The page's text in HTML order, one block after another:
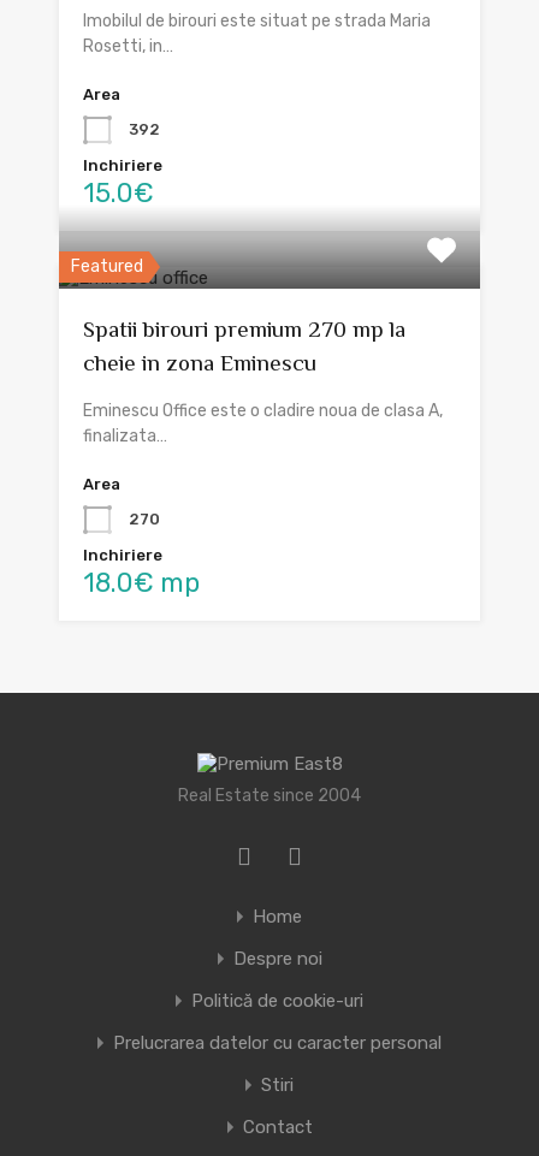
Imobilul de birouri este situat pe strada Maria
Rosetti, in…
Area
392
Inchiriere
15.0€
Featured
Spatii birouri premium 270 mp la
cheie in zona Eminescu
Eminescu Office este o cladire noua de clasa A,
finalizata…
Area
270
Inchiriere
18.0€ mp
Real Estate since 2004
Home
Despre noi
Politică de cookie-uri
Prelucrarea datelor cu caracter personal
Stiri
Contact